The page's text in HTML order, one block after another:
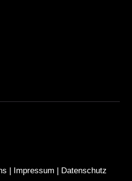
| Impressum | Datenschutz